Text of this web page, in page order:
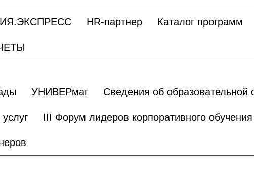
HR-партнер Каталог программ
УНИВЕРмаг Сведения об образовательной
III Форум лидеров корпоративного